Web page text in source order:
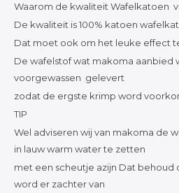
Waarom de kwaliteit Wafelkatoen
De kwaliteit is 100% katoen
Dat moet ook om het leuke effect
De wafelstof wat makoma aanbied
voorgewassen gelevert
zodat de ergste krimp word
TIP
Wel adviseren wij van makoma de
in lauw warm water te zetten
met een scheutje azijn Dat behoud
word er zachter van